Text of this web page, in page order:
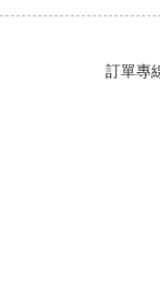
訂單